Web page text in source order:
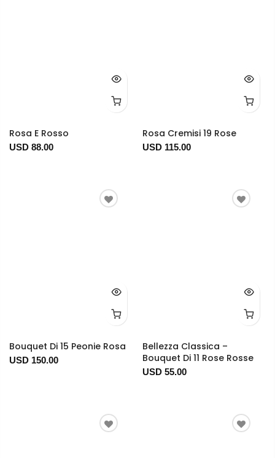
Rosa E Rosso
USD 88.00
Rosa Cremisi 19 Rose
USD 115.00
Bouquet Di 15 Peonie Rosa
USD 150.00
Bellezza Classica –
Bouquet Di 11 Rose Rosse
USD 55.00